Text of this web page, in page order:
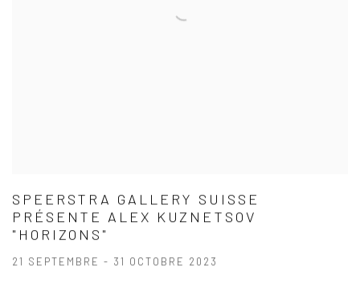
SPEERSTRA GALLERY SUISSE
PRÉSENTE ALEX KUZNETSOV
"HORIZONS"
21 SEPTEMBRE - 31 OCTOBRE 2023